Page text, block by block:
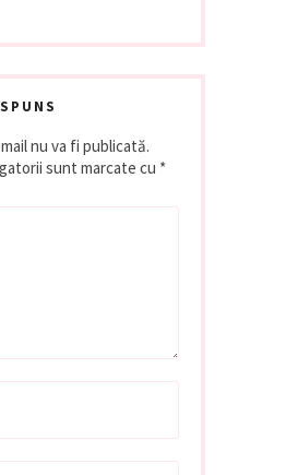
nu va fi publicată.
sunt marcate cu *